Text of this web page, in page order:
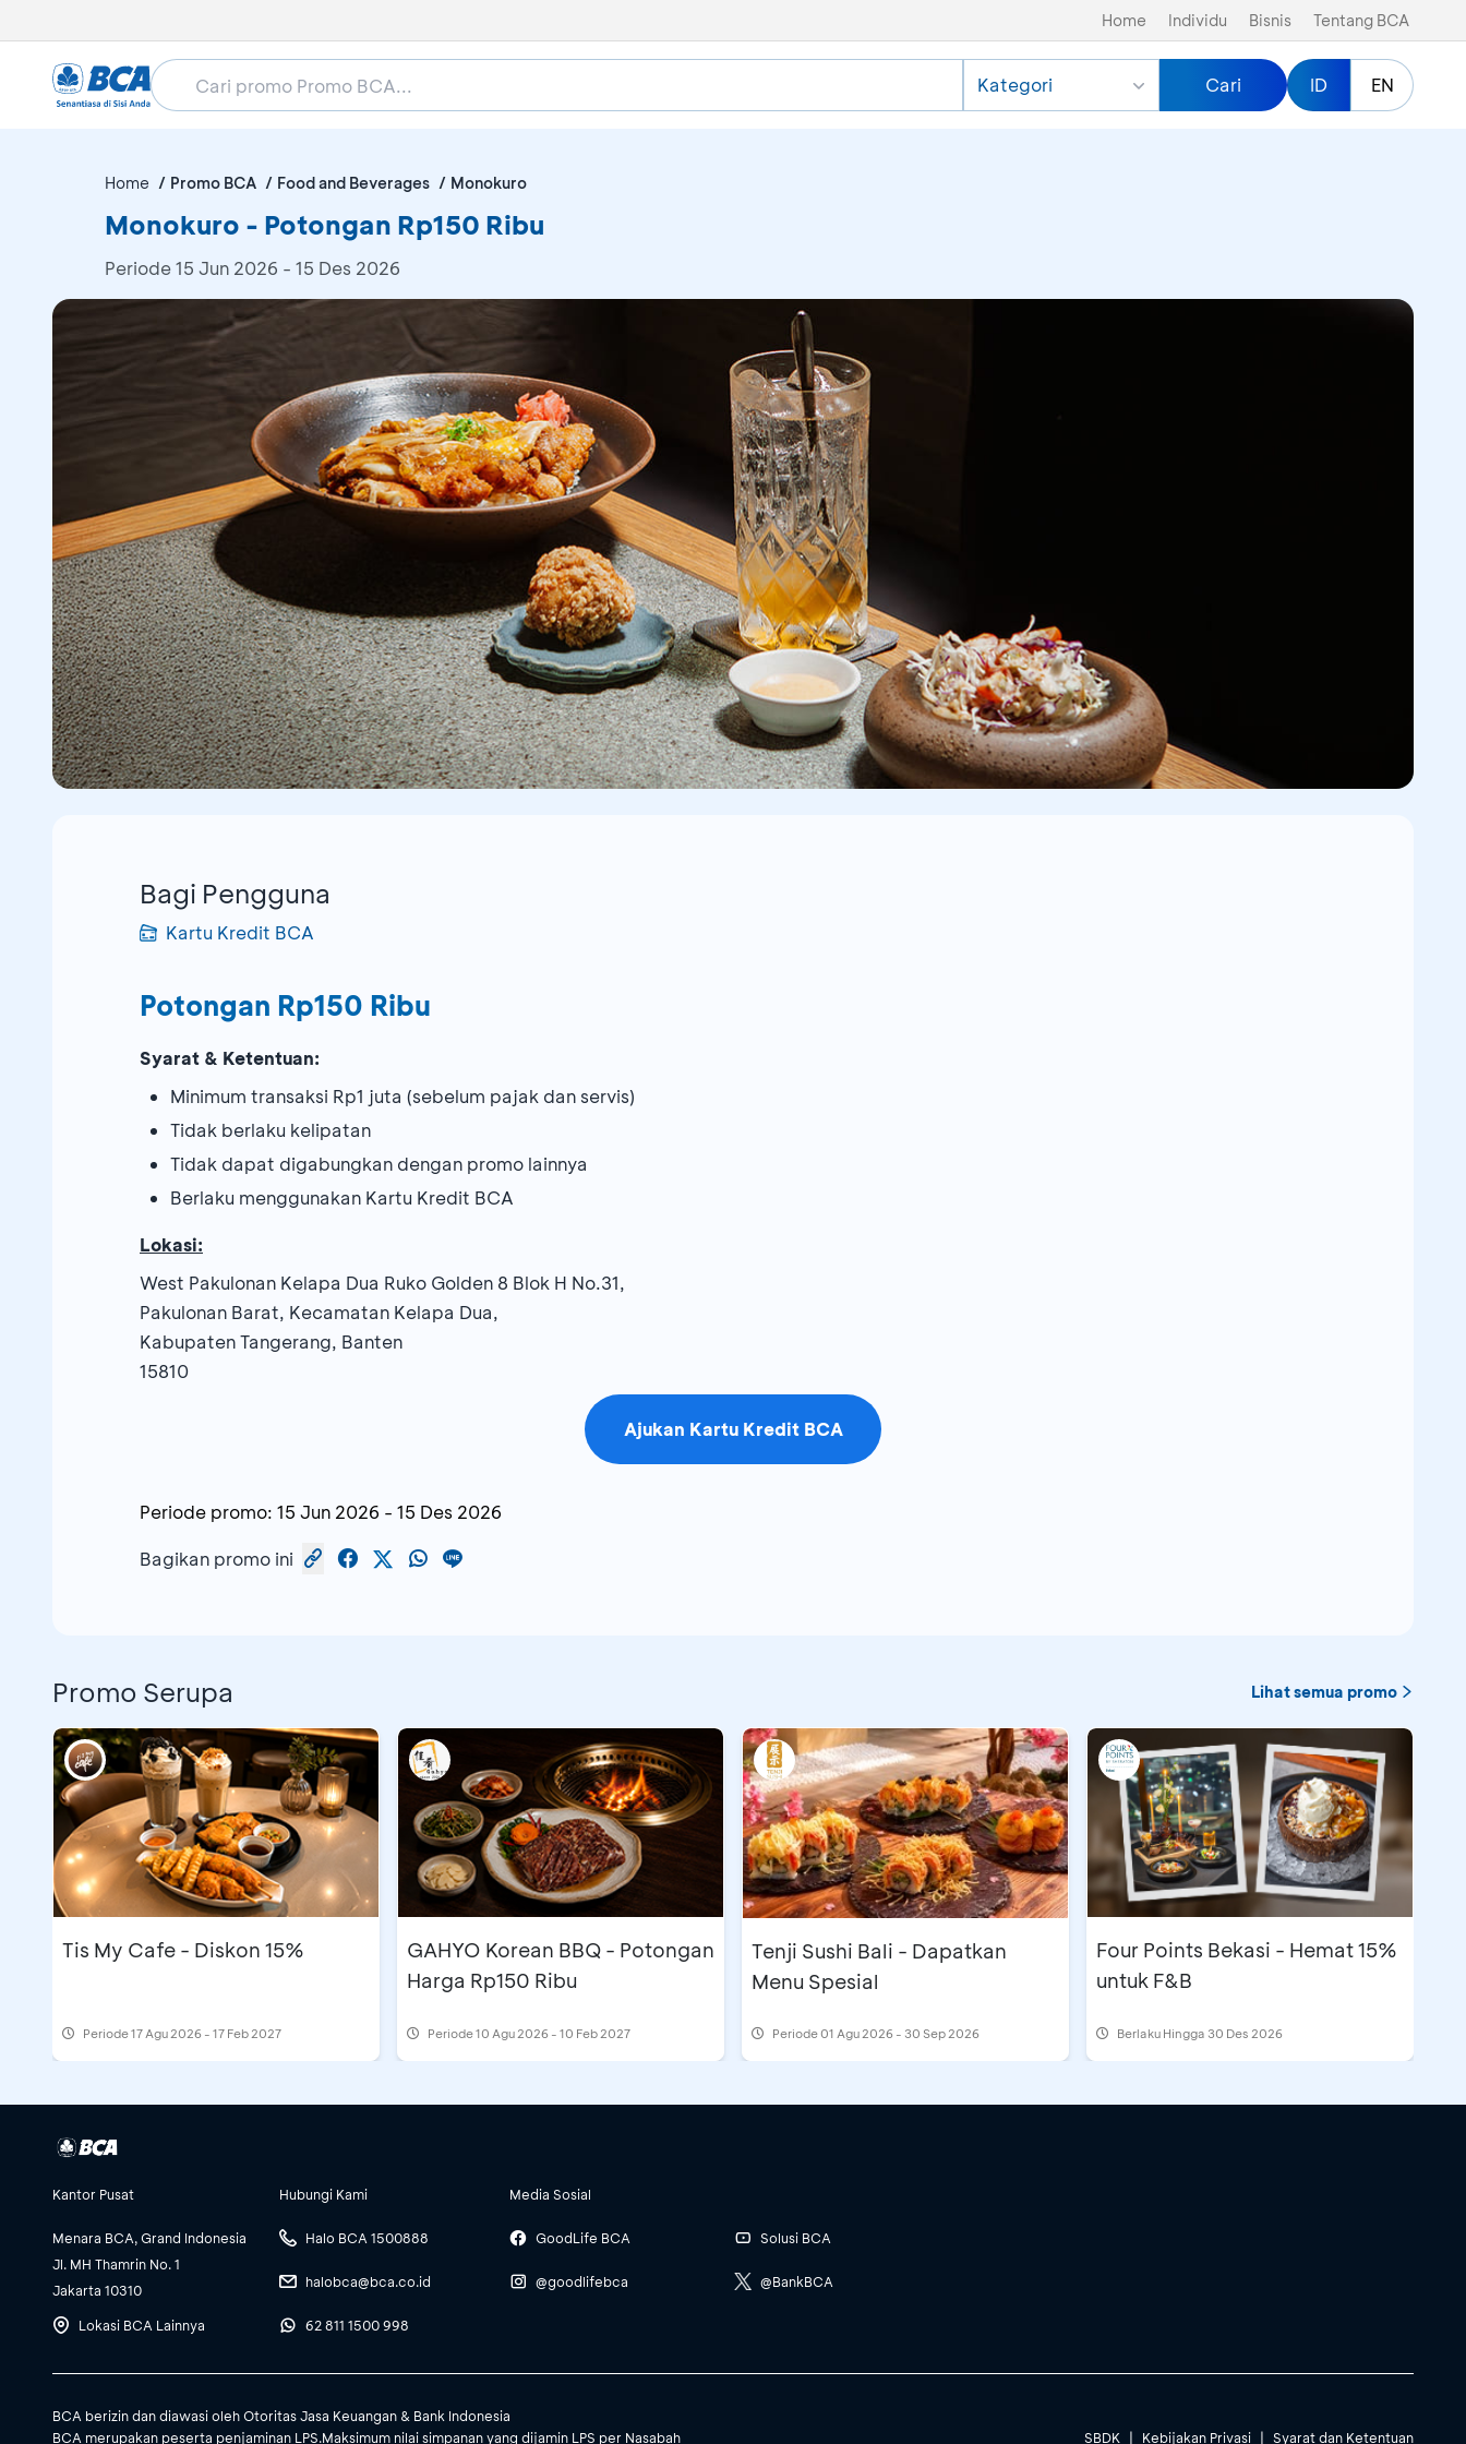
Home Individu Bisnis Tentang BCA
Kategori Cari ID EN
Home Promo BCA Food and Beverages Monokuro
Monokuro - Potongan Rp150 Ribu
Periode15 Jun 2026 - 15 Des 2026
Bagi Pengguna
Kartu Kredit BCA
Potongan Rp150 Ribu
Syarat & Ketentuan:
Minimum transaksi Rp1 juta (sebelum pajak dan servis)
Tidak berlaku kelipatan
Tidak dapat digabungkan dengan promo lainnya
Berlaku menggunakan Kartu Kredit BCA
Lokasi:
West Pakulonan Kelapa Dua Ruko Golden 8 Blok H No.31,
Pakulonan Barat, Kecamatan Kelapa Dua,
Kabupaten Tangerang, Banten
15810
Ajukan Kartu Kredit BCA
Periode promo: 15 Jun 2026 - 15 Des 2026
Bagikan promo ini
Promo Serupa Lihat semua promo
Tis My Cafe - Diskon 15%
Periode17 Agu 2026 - 17 Feb 2027
GAHYO Korean BBQ - Potongan
Harga Rp150 Ribu
Periode10 Agu 2026 - 10 Feb 2027
Tenji Sushi Bali - Dapatkan
Menu Spesial
Periode01 Agu 2026 - 30 Sep 2026
Four Points Bekasi - Hemat 15%
untuk F&B
Berlaku Hingga 30 Des 2026
Kantor Pusat
Menara BCA, Grand Indonesia
Jl. MH Thamrin No. 1
Jakarta 10310
Lokasi BCA Lainnya
Hubungi Kami
Halo BCA 1500888
halobca@bca.co.id
62 811 1500 998
Media Sosial
GoodLife BCA
@goodlifebca
Solusi BCA
@BankBCA
BCA berizin dan diawasi oleh Otoritas Jasa Keuangan & Bank Indonesia
BCA merupakan peserta penjaminan LPS.Maksimum nilai simpanan yang dijamin LPS per Nasabah
SBDK | Kebijakan Privasi | Syarat dan Ketentuan